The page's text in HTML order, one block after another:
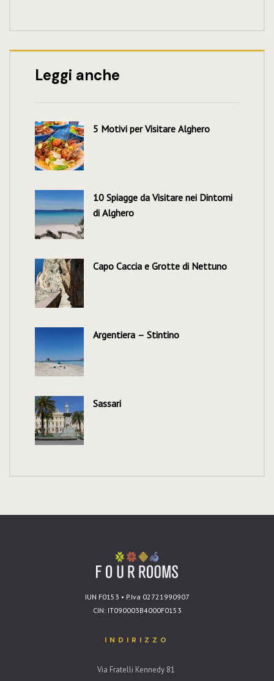
Leggi anche
5 Motivi per Visitare Alghero
10 Spiagge da Visitare nei Dintorni
di Alghero
Capo Caccia e Grotte di Nettuno
Argentiera – Stintino
Sassari
IUN F0153 • P.Iva 02721990907
CIN: IT090003B4000F0153
INDIRIZZO
Via Fratelli Kennedy 81